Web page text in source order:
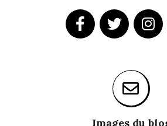
Images du